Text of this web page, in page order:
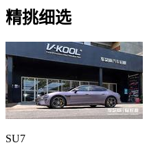
精挑细选
SU7